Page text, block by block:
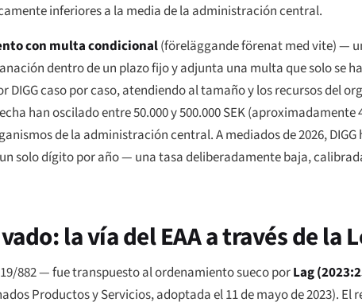
inferiores a la media de la administración central.
con multa condicional(föreläggande förenat med vite) —
dentro de un plazo fijo y adjunta una multa que solo se
caso por caso, atendiendo al tamaño y los recursos del
han oscilado entre 50.000 y 500.000 SEK (aproximadamente
de la administración central. A mediados de 2026,
solo dígito por año — una tasa deliberadamente baja,
la vía del EAA a través de la
882 — fue transpuesto al ordenamiento sueco porLag
Productos y Servicios, adoptada el 11 de mayo de 2023).